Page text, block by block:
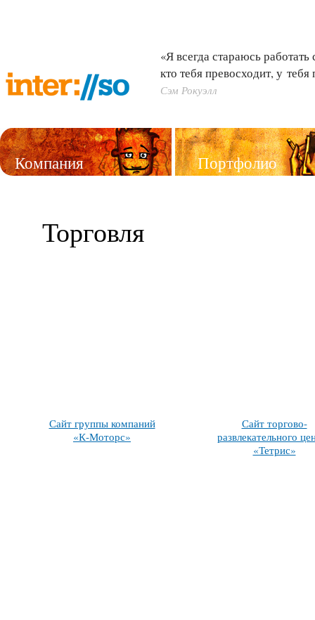
«Я всегда стараюсь
кто тебя превосходит, у
Сэм Рокуэлл
Компания Портфолио
Торговля
Сайт группы компаний
«К-Моторс»
Сайт торгово-
развлекательного
«Тетрис»